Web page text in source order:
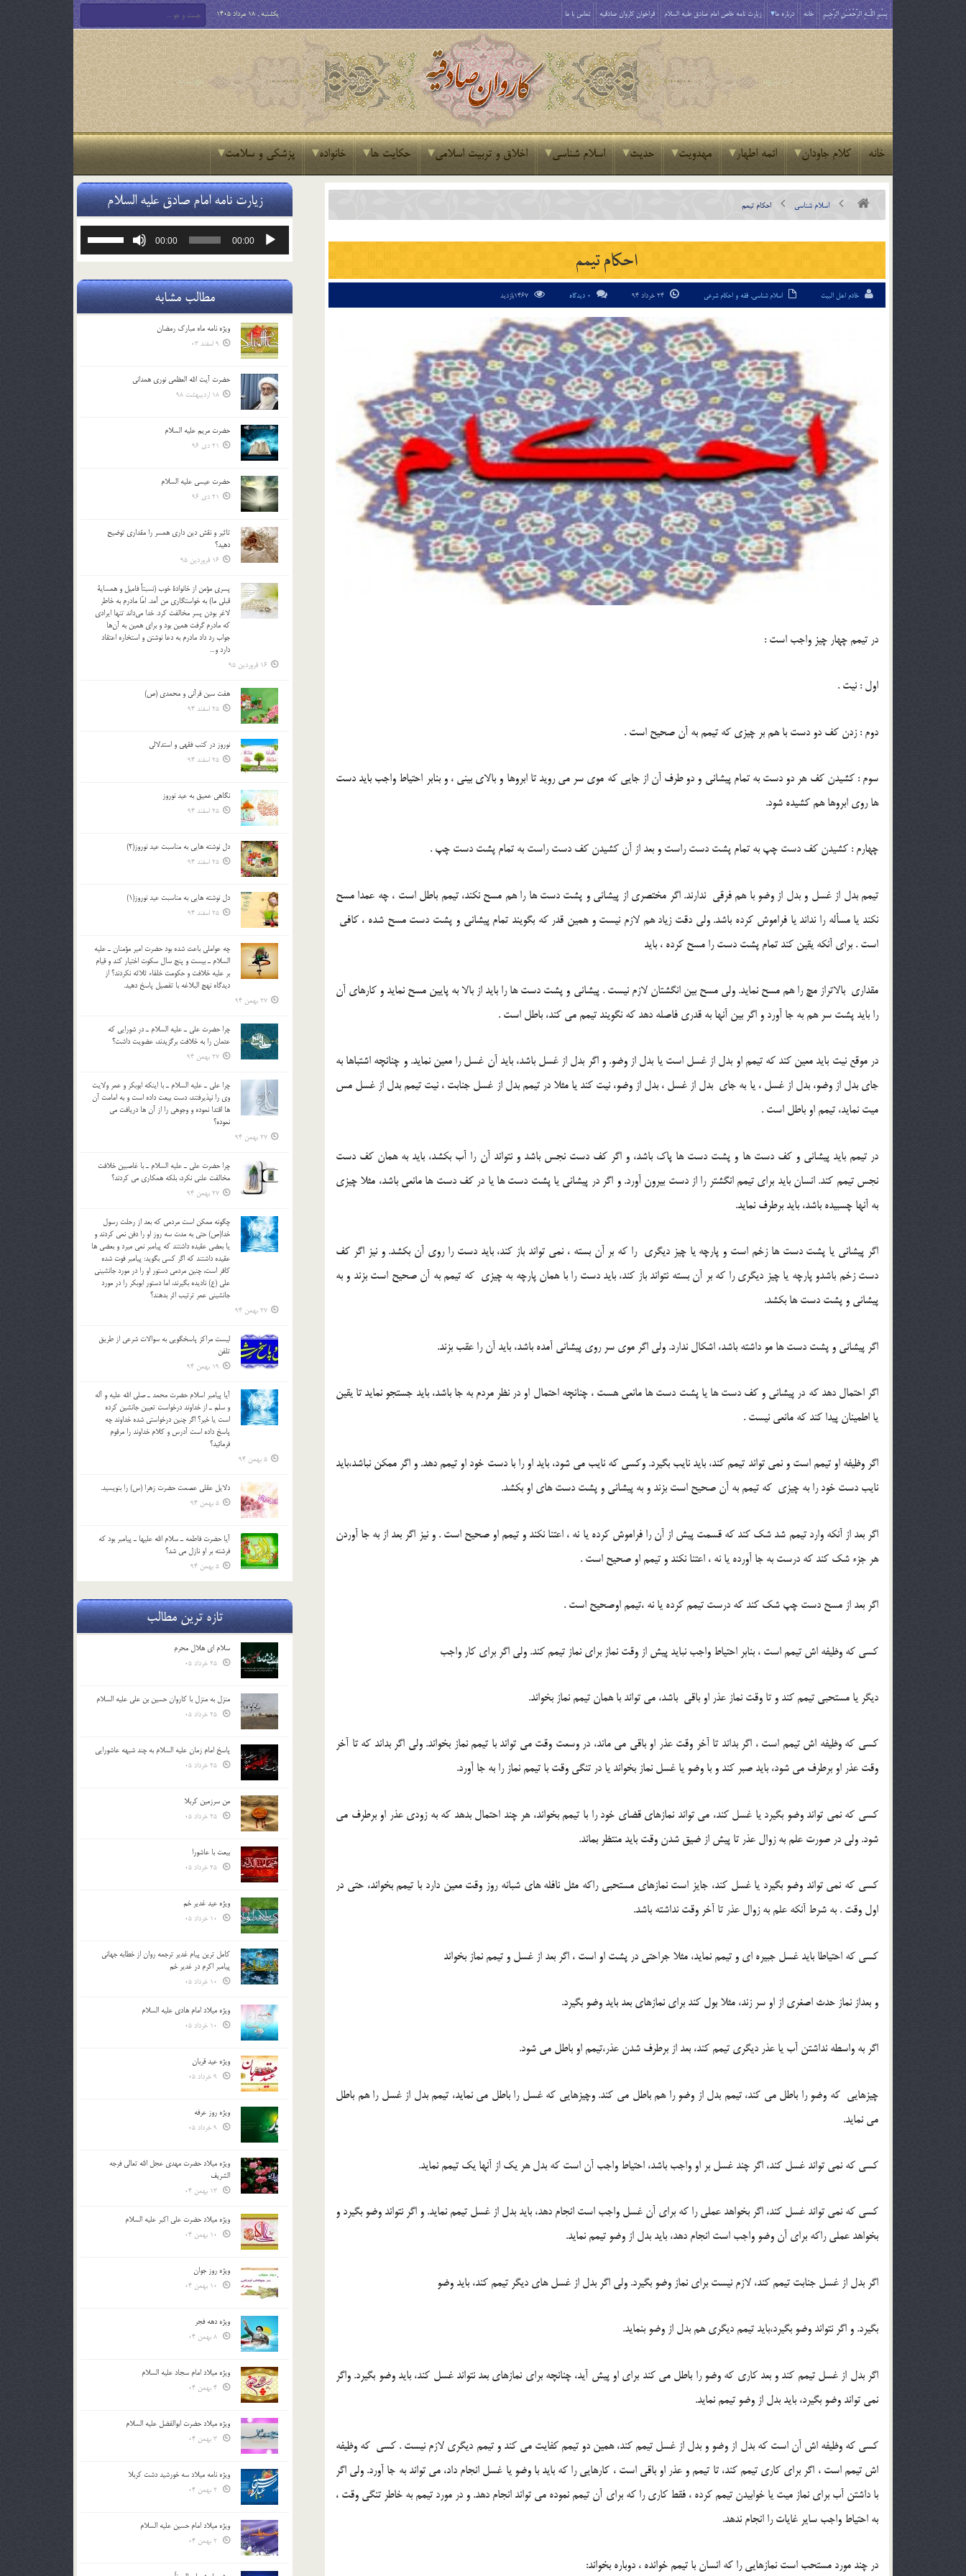
بِسْمِ اللَّـهِ الرَّحْمَـٰنِ الرَّحِيمِ خانه درباره ما زیارت نامه خاص امام صادق علیه السلام فراخوان کاروان صادقیه تماس با ما یکشنبه , 18 مرداد 1405
خانه کلام جاودان ائمه اطهار مهدویت حدیث اسلام شناسی اخلاق و تربیت اسلامی حکایت ها خانواده پزشکی و سلامت
اسلام شناسی احکام تیمم
احکام تیمم
خادم اهل البیت اسلام شناسی, فقه و احکام شرعی 0 دیدگاه
در تیمم چهار چیز واجب است :
اول : نیت .
دوم : زدن کف دو دست با هم بر چیزی که تیمم به آن صحیح است .
سوم : کشیدن کف هر دو دست به تمام پیشانی و دو طرف آن از جایی که موی سر می روید تا ابروها و بالای بینی ، و بنابر احتیاط واجب باید دست
ها روی ابروها هم کشیده شود.
چهارم : کشیدن کف دست چپ به تمام پشت دست راست و بعد از آن کشیدن کف دست راست به تمام پشت دست چپ .
تیمم بدل از غسل و بدل از وضو با هم فرقی ندارند. اگر مختصری از پیشانی و پشت دست ها را هم مسح نکند، تیمم باطل است ، چه عمدا مسح
نکند یا مسأله را نداند یا فراموش کرده باشد. ولی دقت زیاد هم لازم نیست و همین قدر که بگویند تمام پیشانی و پشت دست مسح شده ، کافی
است . برای آنکه یقین کند تمام پشت دست را مسح کرده ، باید
مقداری بالاتراز مچ را هم مسح نماید. ولی مسح بین انگشتان لازم نیست . پیشانی و پشت دست ها را باید از بالا به پایین مسح نماید و کارهای آن
را باید پشت سر هم به جا آورد و اگر بین آنها به قدری فاصله دهد که نگویند تیمم می کند، باطل است .
در موقع نیت باید معین کند که تیمم او بدل از غسل است یا بدل از وضو. و اگر بدل از غسل باشد، باید آن غسل را معین نماید. و چنانچه اشتباها به
جای بدل از وضو، بدل از غسل ، یا به جای بدل از غسل ، بدل از وضو، نیت کند یا مثلا در تیمم بدل از غسل جنابت ، نیت تیمم بدل از غسل مس
میت نماید، تیمم او باطل است .
در تیمم باید پیشانی و کف دست ها و پشت دست ها پاک باشد، و اگر کف دست نجس باشد و نتواند آن را آب بکشد، باید به همان کف دست
نجس تیمم کند. انسان باید برای تیمم انگشتر را از دست بیرون آورد. و اگر در پیشانی یا پشت دست ها یا در کف دست ها مانعی باشد، مثلا چیزی
به آنها چسبیده باشد، باید برطرف نماید.
اگر پیشانی یا پشت دست ها زخم است و پارچه یا چیز دیگری را که بر آن بسته ، نمی تواند باز کند، باید دست را روی آن بکشد. و نیز اگر کف
دست زخم باشدو پارچه یا چیز دیگری را که بر آن بسته نتواند باز کند، باید دست را با همان پارچه به چیزی که تیمم به آن صحیح است بزند و به
پیشانی و پشت دست ها بکشد.
اگر پیشانی و پشت دست ها مو داشته باشد، اشکال ندارد. ولی اگر موی سر روی پیشانی آمده باشد، باید آن را عقب بزند.
اگر احتمال دهد که در پیشانی و کف دست ها یا پشت دست ها مانعی هست ، چنانچه احتمال او در نظر مردم به جا باشد، باید جستجو نماید تا یقین
یا اطمینان پیدا کند که مانعی نیست .
اگر وظیفه او تیمم است و نمی تواند تیمم کند، باید نایب بگیرد. وکسی که نایب می شود، باید او را با دست خود او تیمم دهد. و اگر ممکن نباشد،باید
نایب دست خود را به چیزی که تیمم به آن صحیح است بزند و به پیشانی و پشت دست های او بکشد.
اگر بعد از آنکه وارد تیمم شد شک کند که قسمت پیش از آن را فراموش کرده یا نه ، اعتنا نکند و تیمم او صحیح است . و نیز اگر بعد از به جا آوردن
هر جزء شک کند که درست به جا آورده یا نه ، اعتنا نکند و تیمم او صحیح است .
اگر بعد از مسح دست چپ شک کند که درست تیمم کرده یا نه ،تیمم اوصحیح است .
کسی که وظیفه اش تیمم است ، بنابر احتیاط واجب نباید پیش از وقت نماز برای نماز تیمم کند. ولی اگر برای کار واجب
دیگر یا مستحبی تیمم کند و تا وقت نماز عذر او باقی باشد، می تواند با همان تیمم نماز بخواند.
کسی که وظیفه اش تیمم است ، اگر بداند تا آخر وقت عذر او باقی می ماند، در وسعت وقت می تواند با تیمم نماز بخواند. ولی اگر بداند که تا آخر
وقت عذر او برطرف می شود، باید صبر کند و با وضو یا غسل نماز بخواند یا در تنگی وقت با تیمم نماز را به جا آورد.
کسی که نمی تواند وضو بگیرد یا غسل کند، می تواند نمازهای قضای خود را با تیمم بخواند، هر چند احتمال بدهد که به زودی عذر او برطرف می
شود. ولی در صورت علم به زوال عذر تا پیش از ضیق شدن وقت باید منتظر بماند.
کسی که نمی تواند وضو بگیرد یا غسل کند، جایز است نمازهای مستحبی راکه مثل نافله های شبانه روز وقت معین دارد با تیمم بخواند، حتی در
اول وقت . به شرط آنکه علم به زوال عذر تا آخر وقت نداشته باشد.
کسی که احتیاطا باید غسل جبیره ای و تیمم نماید، مثلا جراحتی در پشت او است ، اگر بعد از غسل و تیمم نماز بخواند
و بعداز نماز حدث اصغری از او سر زند، مثلا بول کند برای نمازهای بعد باید وضو بگیرد.
اگر به واسطه نداشتن آب یا عذر دیگری تیمم کند، بعد از برطرف شدن عذر،تیمم او باطل می شود.
چیزهایی که وضو را باطل می کند، تیمم بدل از وضو را هم باطل می کند. وچیزهایی که غسل را باطل می نماید، تیمم بدل از غسل را هم باطل
می نماید.
کسی که نمی تواند غسل کند، اگر چند غسل بر او واجب باشد، احتیاط واجب آن است که بدل هر یک از آنها یک تیمم نماید.
کسی که نمی تواند غسل کند، اگر بخواهد عملی را که برای آن غسل واجب است انجام دهد، باید بدل از غسل تیمم نماید. و اگر نتواند وضو بگیرد و
بخواهد عملی راکه برای آن وضو واجب است انجام دهد، باید بدل از وضو تیمم نماید.
اگر بدل از غسل جنابت تیمم کند، لازم نیست برای نماز وضو بگیرد. ولی اگر بدل از غسل های دیگر تیمم کند، باید وضو
بگیرد. و اگر نتواند وضو بگیرد،باید تیمم دیگری هم بدل از وضو بنماید.
اگر بدل از غسل تیمم کند و بعد کاری که وضو را باطل می کند برای او پیش آید، چنانچه برای نمازهای بعد نتواند غسل کند، باید وضو بگیرد. واگر
نمی تواند وضو بگیرد، باید بدل از وضو تیمم نماید.
کسی که وظیفه اش آن است که بدل از وضو و بدل از غسل تیمم کند، همین دو تیمم کفایت می کند و تیمم دیگری لازم نیست . کسی که وظیفه
اش تیمم است ، اگر برای کاری تیمم کند، تا تیمم و عذر او باقی است ، کارهایی را که باید با وضو یا غسل انجام داد، می تواند به جا آورد. ولی اگر
با داشتن آب برای نماز میت یا خوابیدن تیمم کرده ، فقط کاری را که برای آن تیمم نموده می تواند انجام دهد. و در مورد تیمم به خاطر تنگی وقت ،
به احتیاط واجب سایر غایات را انجام ندهد.
در چند مورد مستحب است نمازهایی را که انسان با تیمم خوانده ، دوباره بخواند:
زیارت نامه امام صادق علیه السلام
پخش‌کننده
00:00
00:00
یا
صدا
کلیدهای
مطالب مشابه
ویژه نامه ماه مبارک رمضان
9 اسفند 03
حضرت آیت الله العظمی نوری همدانی
18 اردیبهشت 98
حضرت مریم علیه السلام
21 دی 96
حضرت عیسی علیه السلام
21 دی 96
تاثير و نقش دين داري همسر را مقداري توضيح
دهيد؟
16 فروردین 95
پسري مؤمن از خانوادة خوب (نسبتاً فاميل و همساية
قبلي ما) به خواستگاري من آمد. امّا مادرم به خاطر
لاغر بودن پسر مخالفت كرد. خدا مي‌داند تنها ايرادي
كه مادرم گرفت همين بود و براي همين به آن‌ها
جواب رد داد مادرم به دعا نوشتن و استخاره اعتقاد
دارد و…
16 فروردین 95
هفت سین قرآنی و محمدی (ص)
25 اسفند 94
نوروز در كتب فقهى و استدلالى‏
25 اسفند 94
نگاهى عميق به عيد نوروز
25 اسفند 94
دل نوشته هایی به مناسبت عید نوروز(2)
25 اسفند 94
دل نوشته هایی به مناسبت عید نوروز(1)
25 اسفند 94
چه عواملي باعث شده بود حضرت امير مؤمنان ـ عليه
السلام ـ بيست و پنج سال سکوت اختيار کند و قيام
بر عليه خلافت و حکومت خلفاء ثلاثه نکردند؟ از
ديدگاه نهج البلاغه با تفصيل پاسخ دهيد.
27 بهمن 94
چرا حضرت علي ـ عليه السلام ـ در شورايي كه
عثمان را به خلافت برگزيدند، عضويت داشت؟
27 بهمن 94
چرا علي ـ عليه السلام ـ با اينكه ابوبكر و عمر ولايت
وي را نپذيرفتند، دست بيعت داده است و به امامت آن
ها اقتدا نموده و وجوهي را از آن ها دريافت مي
نموده؟
27 بهمن 94
چرا حضرت علي ـ عليه السلام ـ با غاصبين خلافت
مخالفت علني نکرد، بلكه همكاري مي کردند؟
27 بهمن 94
چگونه ممكن است مردمي كه بعد از رحلت رسول
خدا(ص) حتی به مدت سه روز او را دفن نمي كردند و
یا بعضي عقيده داشتند كه پيامبر نمي ميرد و بعضي ها
عقيده داشتند كه اگر كسي بگويد: پيامبر فوت شده
كافر است، چنین مردمی دستور او را در مورد جانشيني
علي (ع) ناديده بگيرند، اما دستور ابوبكر را در مورد
جانشيني عمر ترتیب اثر بدهند؟
27 بهمن 94
لیست مراکز پاسخگویی به سوالات شرعی از طریق
تلفن
19 بهمن 94
آيا پيامبر اسلام حضرت محمد ـ صلي الله عليه و آله
و سلم ـ از خداوند درخواست تعيين جانشين کرده
است يا خير؟ اگر چنين درخواستي شده خداوند چه
پاسخ داده است آدرس و کلام خداوند را مرقوم
فرمائيد؟
5 بهمن 94
دلايل عقلي عصمت حضرت زهرا (س) را بنويسيد.
5 بهمن 94
آيا حضرت فاطمه ـ سلام الله عليها ـ پيامبر بود كه
فرشته بر او نازل مي شد؟
5 بهمن 94
تازه ترین مطالب
سلام ای هلال محرم
منزل به منزل با کاروان حسین بن علی علیه السلام
پاسخ امام زمان علیه السلام به چند شبهه عاشورایی
من سرزمین کربلا
بیعت با عاشورا
ویژه عید غدیر خم
کامل ترین پیام غدیر ترجمه روان از خطابه جهانی
پیامبر اکرم در غدیر خم
ویژه میلاد امام هادی علیه السلام
ویژه عید قربان
ویژه روز عرفه
ویژه میلاد حضرت مهدی عجل الله تعالی فرجه
الشريف
ویژه میلاد حضرت علی اکبر علیه السلام
ویژه روز جوان
ویژه دهه فجر
ویژه میلاد امام سجاد علیه السلام
ویژه میلاد حضرت ابوالفضل علیه السلام
ویژه نامه میلاد سه خورشید دشت کربلا
ویژه میلاد امام حسین علیه السلام